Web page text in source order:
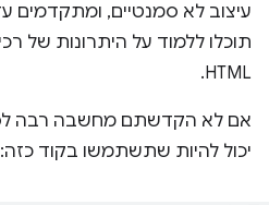
עיצוב לא סמנטיים, ומתקדמים
תוכלו ללמוד על היתרונות של
HTML.
אם לא הקדשתם מחשבה רבה
יכול להיות שתשתמשו בקוד כזה: